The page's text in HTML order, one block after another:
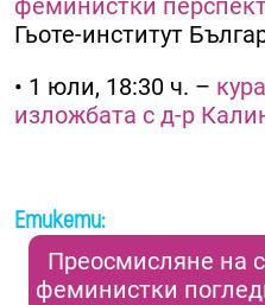
феминистки
Гьоте-институт
• 1 юли, 18:30 ч. –
изложбата с д-р
Етикети:
Преосмисляне на
феминистки